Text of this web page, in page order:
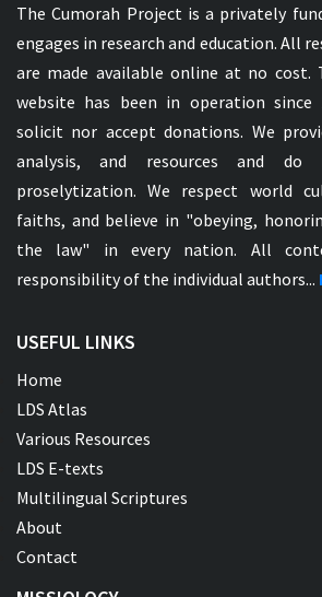
The Cumorah Project is a privately
engages in research and education. All
are made available online at no cost.
website has been in operation since
solicit nor accept donations. We
analysis, and resources and
proselytization. We respect world
faiths, and believe in "obeying,
the law" in every nation. All
responsibility of the individual authors...
USEFUL LINKS
Home
LDS Atlas
Various Resources
LDS E-texts
Multilingual Scriptures
About
Contact